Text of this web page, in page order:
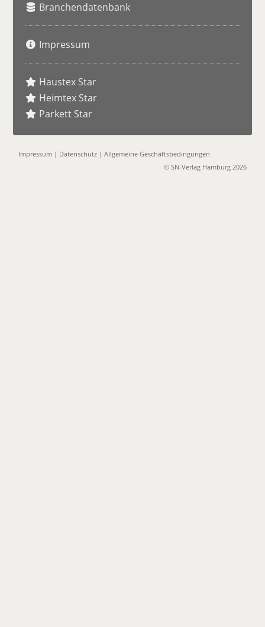
Branchendatenbank
Impressum
Haustex Star
Heimtex Star
Parkett Star
Impressum | Datenschutz |Allgemeine Geschäftsbedingungen
© SN-Verlag Hamburg 2026